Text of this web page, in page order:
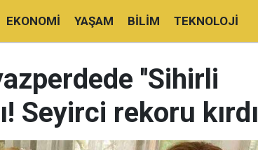
EKONOMI YAŞAM BILIM TEKNOLOJI
''Sihirli
Seyirci rekoru kırdı